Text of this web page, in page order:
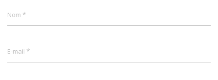
Nom *
E-mail *